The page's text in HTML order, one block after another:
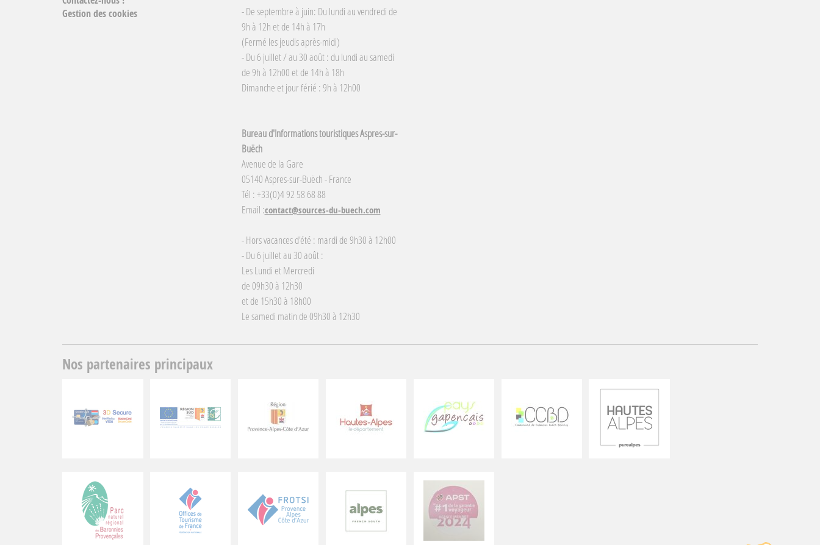
Gestion des cookies
- De septembre à juin: Du lundi au vendredi de
9h à 12h et de 14h à 17h
(Fermé les jeudis après-midi)
- Du 6 juillet / au 30 août : du lundi au samedi
de 9h à 12h00 et de 14h à 18h
Dimanche et jour férié : 9h à 12h00
Bureau d'Informations touristiques Aspres-sur-
Buëch
Avenue de la Gare
05140 Aspres-sur-Buëch - France
Tél : +33(0)4 92 58 68 88
Email :contact@sources-du-buech.com
- Hors vacances d'été : mardi de 9h30 à 12h00
- Du 6 juillet au 30 août :
Les Lundi et Mercredi
de 09h30 à 12h30
et de 15h30 à 18h00
Le samedi matin de 09h30 à 12h30
Nos partenaires principaux